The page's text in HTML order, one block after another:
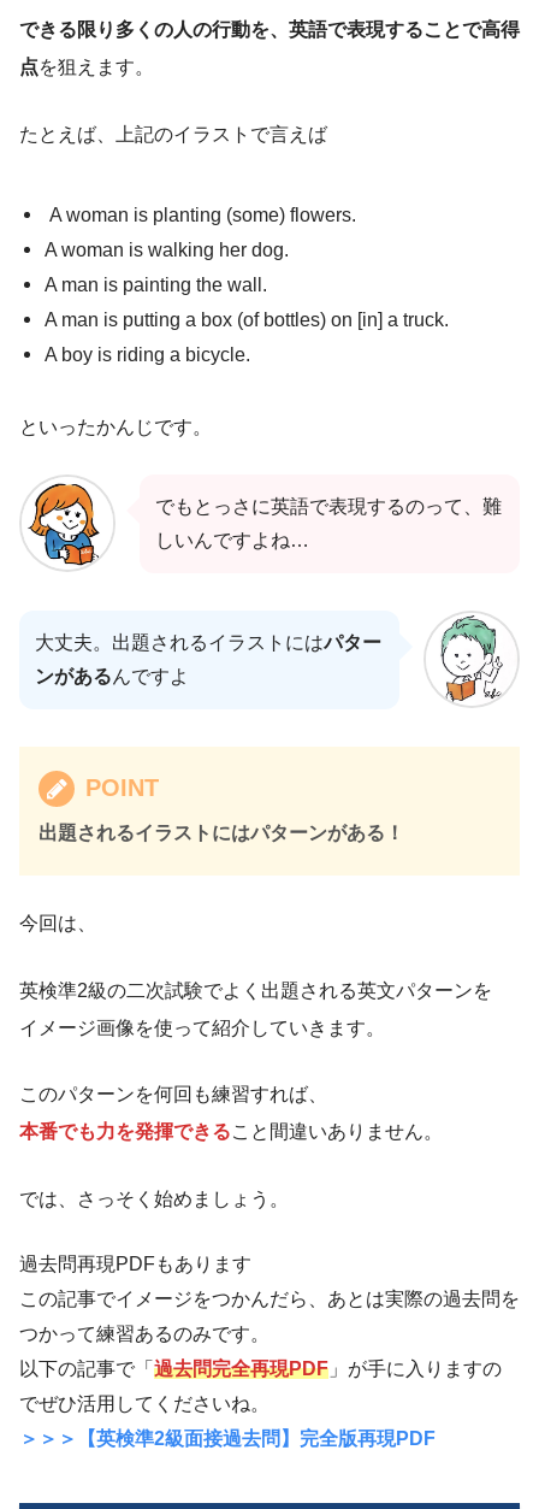
できる限り多くの人の行動を、英語で表現することで高得
点を狙えます。
たとえば、上記のイラストで言えば
A woman is planting (some) flowers.
A woman is walking her dog.
A man is painting the wall.
A man is putting a box (of bottles) on [in] a truck.
A boy is riding a bicycle.
といったかんじです。
でもとっさに英語で表現するのって、難
しいんですよね…
大丈夫。出題されるイラストにはパター
ンがあるんですよ
POINT
出題されるイラストにはパターンがある！
今回は、
英検準2級の二次試験でよく出題される英文パターンを
イメージ画像を使って紹介していきます。
このパターンを何回も練習すれば、
本番でも力を発揮できること間違いありません。
では、さっそく始めましょう。
過去問再現PDFもあります
この記事でイメージをつかんだら、あとは実際の過去問を
つかって練習あるのみです。
以下の記事で「過去問完全再現PDF 」が手に入りますの
でぜひ活用してくださいね。
＞＞＞【英検準2級面接過去問】完全版再現PDF